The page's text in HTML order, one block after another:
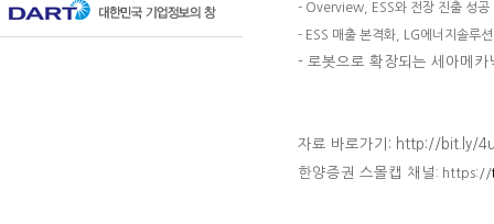
- Overview, ESS와 전장 진출 성공
- ESS 매출 본격화, LG에너지솔루
- 로봇으로 확장되는 세아메
자료 바로가기: http://bit.ly/
한양증권 스몰캡 채널 : https://